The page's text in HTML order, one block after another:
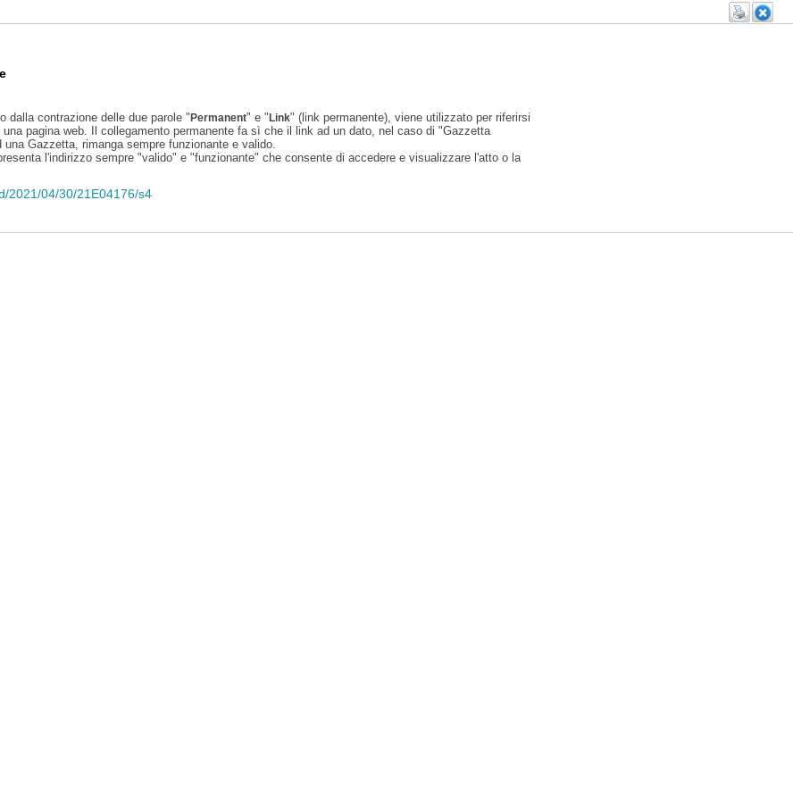
dalla contrazione delle due parole "Permanent" e "Link" (link permanente), viene utilizzato per riferirsi
pagina web. Il collegamento permanente fa sì che il link ad un dato, nel caso di "Gazzetta
Gazzetta, rimanga sempre funzionante e valido.
l'indirizzo sempre "valido" e "funzionante" che consente di accedere e visualizzare l'atto o la
2021/04/30/21E04176/s4